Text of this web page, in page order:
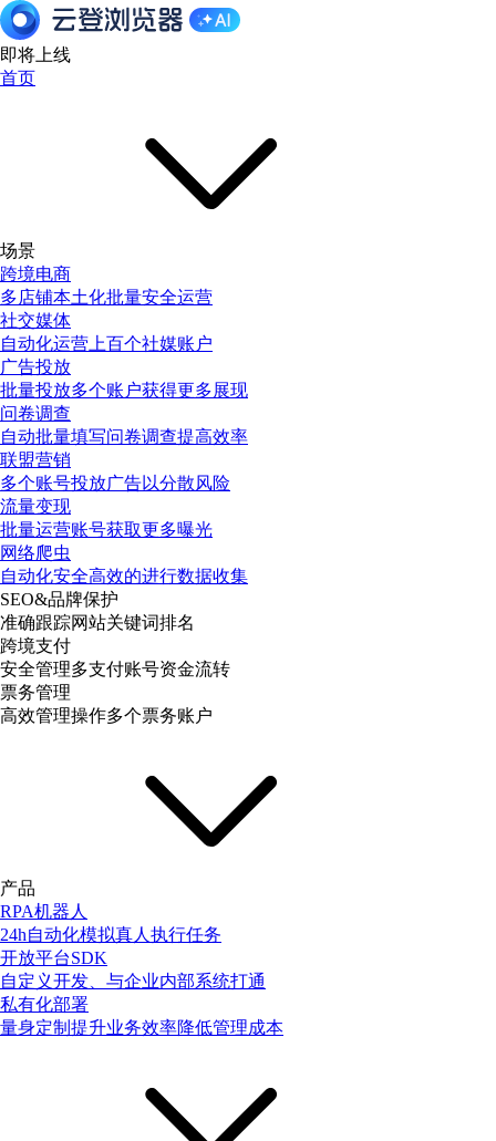
即将上线
首页
场景
跨境电商
多店铺本土化批量安全运营
社交媒体
自动化运营上百个社媒账户
广告投放
批量投放多个账户获得更多展现
问卷调查
自动批量填写问卷调查提高效率
联盟营销
多个账号投放广告以分散风险
流量变现
批量运营账号获取更多曝光
网络爬虫
自动化安全高效的进行数据收集
SEO&品牌保护
准确跟踪网站关键词排名
跨境支付
安全管理多支付账号资金流转
票务管理
高效管理操作多个票务账户
产品
RPA机器人
24h自动化模拟真人执行任务
开放平台SDK
自定义开发、与企业内部系统打通
私有化部署
量身定制提升业务效率降低管理成本